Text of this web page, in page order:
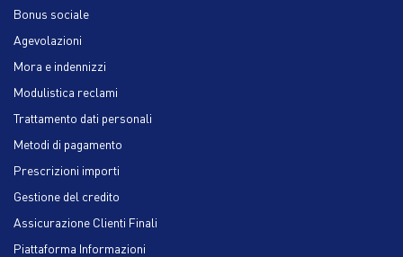
Bonus sociale
Agevolazioni
Mora e indennizzi
Modulistica reclami
Trattamento dati personali
Metodi di pagamento
Prescrizioni importi
Gestione del credito
Assicurazione Clienti Finali
Piattaforma Informazioni